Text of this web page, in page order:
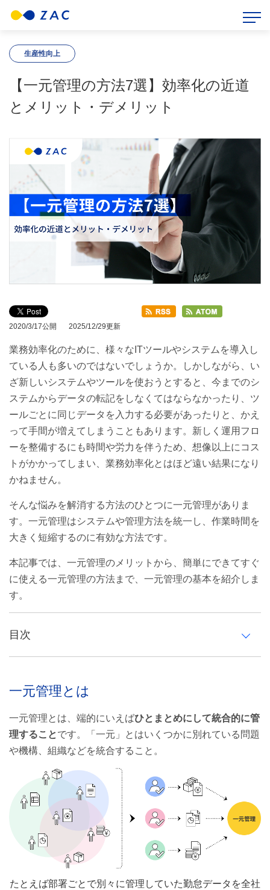
HOME > ZAC BLOG
【一元管理の方法7選】効率化の近道とメリット・デメリット
生産性向上
【一元管理の方法7選】効率化の近道
とメリット・デメリット
2020/3/17公開 2025/12/29更新
業務効率化のために、様々なITツールやシステムを導入し
ている人も多いのではないでしょうか。しかしながら、い
ざ新しいシステムやツールを使おうとすると、今までのシ
ステムからデータの転記をしなくてはならなかったり、ツ
ールごとに同じデータを入力する必要があったりと、かえ
って手間が増えてしまうこともあります。新しく運用フロ
ーを整備するにも時間や労力を伴うため、想像以上にコス
トがかかってしまい、業務効率化とはほど遠い結果になり
かねません。
そんな悩みを解消する方法のひとつに一元管理がありま
す。一元管理はシステムや管理方法を統一し、作業時間を
大きく短縮するのに有効な方法です。
本記事では、一元管理のメリットから、簡単にできてすぐ
に使える一元管理の方法まで、一元管理の基本を紹介しま
す。
目次
企業における一元管理の対象
一括管理・集中管理・同期との違い
一元管理のメリット
業務効率化による時間の短縮
情報の正確性向上
適切なリソース配置
部署間のコミュニケーションの活発化
一元管理のデメリット
一元管理とは
一元管理とは、端的にいえばひとまとめにして統合的に管
理することです。「一元」とはいくつかに別れている問題
や機構、組織などを統合すること。
たとえば部署ごとで別々に管理していた勤怠データを全社